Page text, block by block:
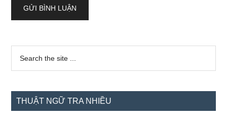
Sidebar
chính
...
THUẬT NGỮ TRA NHIỀU